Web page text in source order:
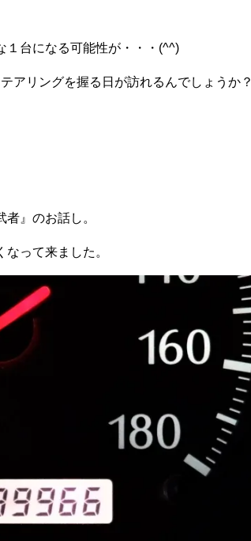
１台になる可能性が・・・(^^)
アリングを握る日が訪れるんでしょうか？
』のお話し。
って来ました。